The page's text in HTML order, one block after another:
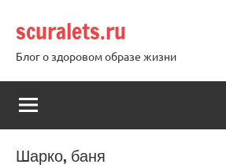
содержимому
scuralets.ru
Блог о здоровом образе жизни
Шарко, баня